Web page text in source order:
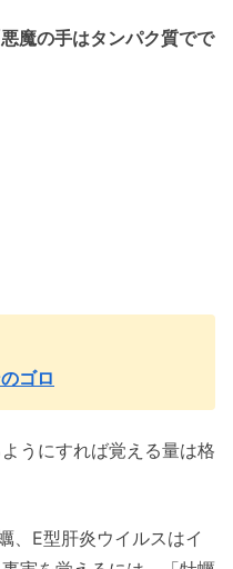
悪魔の手はタンパク質でで
ゴロ
うにすれば覚える量は格
、E型肝炎ウイルスはイ